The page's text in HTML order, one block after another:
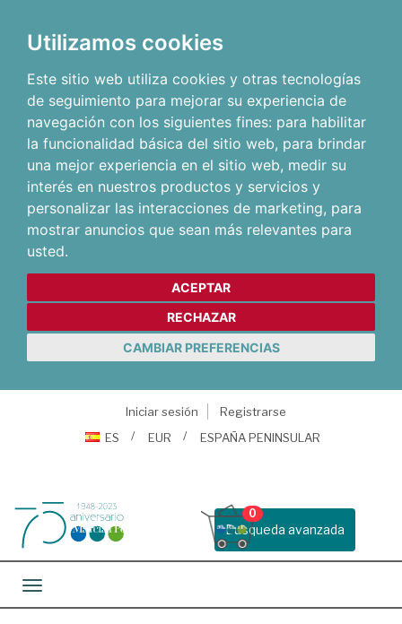
Utilizamos cookies
Este sitio web utiliza cookies y otras tecnologías
de seguimiento para mejorar su experiencia de
navegación con los siguientes fines: para habilitar
la funcionalidad básica del sitio web, para brindar
una mejor experiencia en el sitio web, medir su
interés en nuestros productos y servicios y
personalizar las interacciones de marketing, para
mostrar anuncios que sean más relevantes para
usted.
ACEPTAR
RECHAZAR
CAMBIAR PREFERENCIAS
Iniciar sesión
Registrarse
ES
EUR ESPAÑA PENINSULAR
Busqueda avanzada
0
Toggle navigation